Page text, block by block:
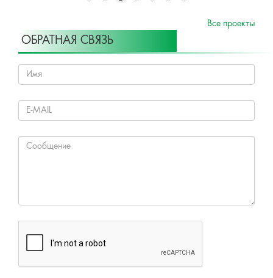
Все проекты
ОБРАТНАЯ СВЯЗЬ